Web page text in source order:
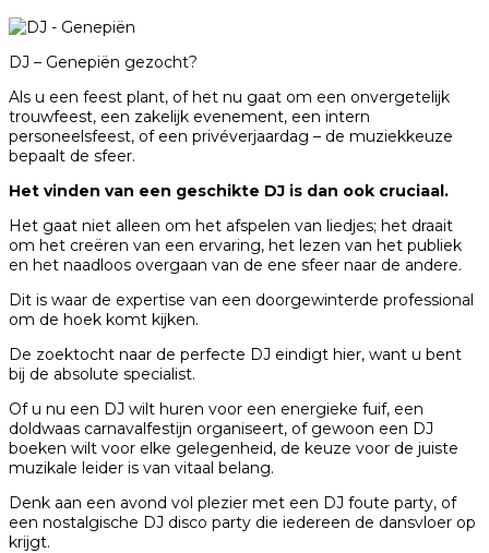
DJ – Genepiën gezocht?
Als u een feest plant, of het nu gaat om een onvergetelijk
trouwfeest, een zakelijk evenement, een intern
personeelsfeest, of een privéverjaardag – de muziekkeuze
bepaalt de sfeer.
Het vinden van een geschikte DJ is dan ook cruciaal.
Het gaat niet alleen om het afspelen van liedjes; het draait
om het creëren van een ervaring, het lezen van het publiek
en het naadloos overgaan van de ene sfeer naar de andere.
Dit is waar de expertise van een doorgewinterde professional
om de hoek komt kijken.
De zoektocht naar de perfecte DJ eindigt hier, want u bent
bij de absolute specialist.
Of u nu een DJ wilt huren voor een energieke fuif, een
doldwaas carnavalfestijn organiseert, of gewoon een DJ
boeken wilt voor elke gelegenheid, de keuze voor de juiste
muzikale leider is van vitaal belang.
Denk aan een avond vol plezier met een DJ foute party, of
een nostalgische DJ disco party die iedereen de dansvloer op
krijgt.